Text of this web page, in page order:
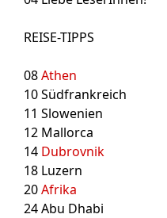
REISE-TIPPS
08Athen
10Südfrankreich
11 Slowenien
12 Mallorca
14 Dubrovnik
18 Luzern
20Afrika
24Abu Dhabi